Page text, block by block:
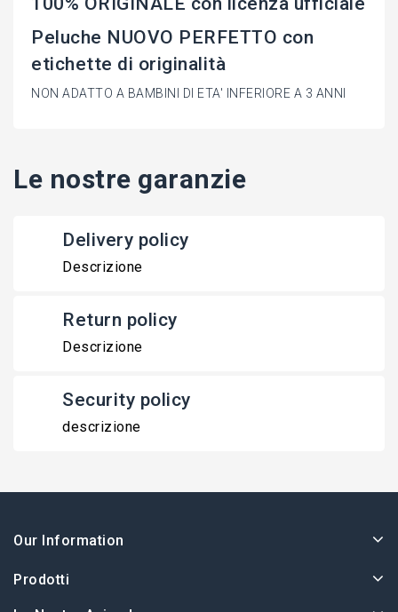
Peluche NUOVO PERFETTO con
etichette di originalità
NON ADATTO A BAMBINI DI ETA' INFERIORE A 3 ANNI
Le nostre garanzie
Delivery policy
Descrizione
Return policy
Descrizione
Security policy
descrizione
Our Information
Prodotti